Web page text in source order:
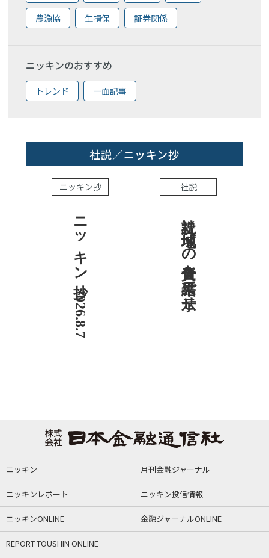
農漁協 生損保 証券関係
ニッキンのおすすめ
トレンド 一面記事
社説／ニッキン抄
ニッキン抄
ニッキン抄 2026.8.7
社説
社説 地域への責任を結果で示せ
ニッキン 月刊金融ジャーナル
ニッキンレポート ニッキン投信情報
ニッキンONLINE 金融ジャーナルONLINE
REPORT TOUSHIN ONLINE